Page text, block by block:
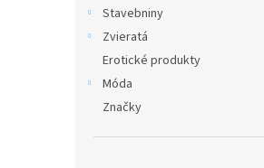
Stavebniny
Zvieratá
Erotické produkty
Móda
Značky